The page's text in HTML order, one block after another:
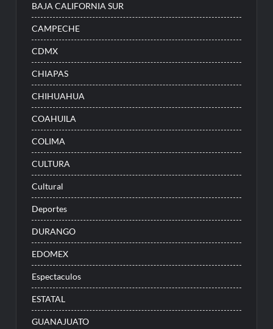
BAJA CALIFORNIA SUR
CAMPECHE
CDMX
CHIAPAS
CHIHUAHUA
COAHUILA
COLIMA
CULTURA
Cultural
Deportes
DURANGO
EDOMEX
Espectaculos
ESTATAL
GUANAJUATO